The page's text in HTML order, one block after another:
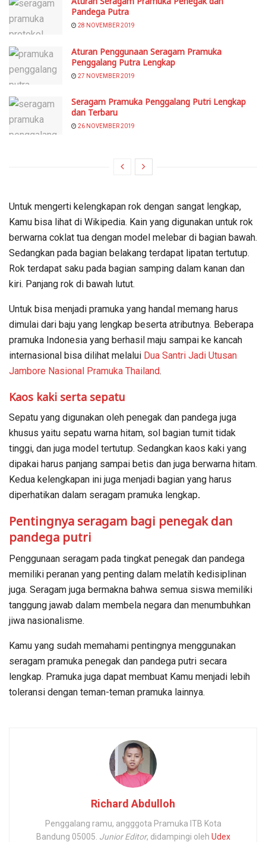
Pandega Putra
28 NOVEMBER 2019
Aturan Penggunaan Seragam Pramuka
Penggalang Putra Lengkap
27 NOVEMBER 2019
Seragam Pramuka Penggalang Putri Lengkap
dan Terbaru
26 NOVEMBER 2019
Untuk mengerti kelengkapan rok dengan sangat lengkap,
Kamu bisa lihat di Wikipedia. Kain yang digunakan untuk rok
berwarna coklat tua dengan model melebar di bagian bawah.
Sedangkan pada bagian belakang terdapat lipatan tertutup.
Rok terdapat saku pada bagian samping dalam kanan dan
kiri. Panjang rok di bawah lutut.
Untuk bisa menjadi pramuka yang handal memang harus
dimulai dari baju yang lengkap beserta atributnya. Beberapa
pramuka Indonesia yang berhasil maju sampai ke kancah
internasional bisa dilihat melalui Dua Santri Jadi Utusan
Jambore Nasional Pramuka Thailand.
Kaos kaki serta sepatu
Sepatu yang digunakan oleh penegak dan pandega juga
khusus yaitu sepatu warna hitam, sol bagian tumit tidak
tinggi, dan juga model tertutup. Sedangkan kaos kaki yang
dipakai harus panjang sampai betis dan juga berwarna hitam.
Kedua kelengkapan ini juga menjadi bagian yang harus
diperhatikan dalam seragam pramuka lengkap.
Pentingnya seragam bagi penegak dan
pandega putri
Penggunaan seragam pada tingkat penegak dan pandega
memiliki peranan yang penting dalam melatih kedisiplinan
juga. Seragam juga bermakna bahwa semua siswa memiliki
tanggung jawab dalam membela negara dan menumbuhkan
jiwa nasionalisme.
Kamu yang sudah memahami pentingnya menggunakan
seragam pramuka penegak dan pandega putri secara
lengkap. Pramuka juga dapat membuat Kamu menjadi lebih
toleransi dengan teman-teman pramuka lainnya.
Richard Abdulloh
Penggalang ramu, angggota Pramuka ITB Kota
Bandung 05005. Junior Editor, didampingi oleh Udex